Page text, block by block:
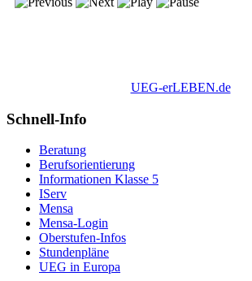
UEG-erLEBEN.de
Schnell-Info
Beratung
Berufsorientierung
Informationen Klasse 5
IServ
Mensa
Mensa-Login
Oberstufen-Infos
Stundenpläne
UEG in Europa